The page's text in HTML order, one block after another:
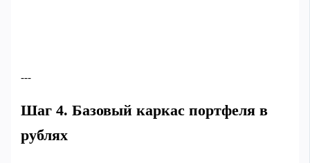
---
Шаг 4. Базовый каркас портфеля в
рублях